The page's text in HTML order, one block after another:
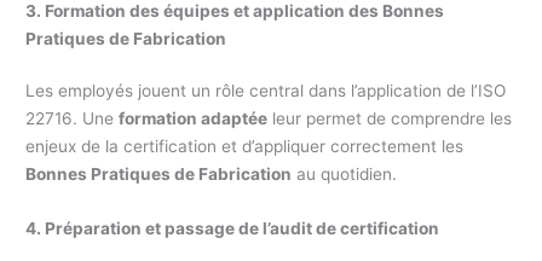
3. Formation des équipes et application des Bonnes
Pratiques de Fabrication
Les employés jouent un rôle central dans l’application de l’ISO
22716. Uneformation adaptée leur permet de comprendre les
enjeux de la certification et d’appliquer correctement les
Bonnes Pratiques de Fabrication au quotidien.
4. Préparation et passage de l’audit de certification